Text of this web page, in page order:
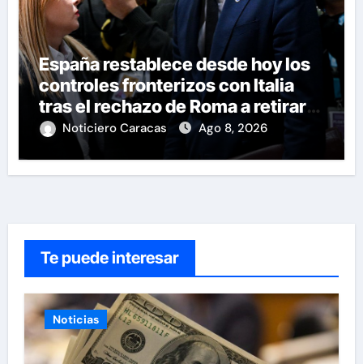
España restablece desde hoy los
controles fronterizos con Italia
tras el rechazo de Roma a retirar
las restricciones
Noticiero Caracas Ago 8, 2026
Te puede interesar
Noticias